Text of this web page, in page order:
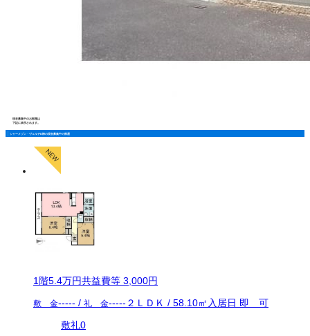
現在募集中のお部屋は
下記に表示されます。
シャーメゾン・ヴェルデD棟の現在募集中の部屋
1階5.4万円共益費等 3,000円
敷 金----- / 礼 金----- ２ＬＤＫ / 58.10㎡ 入居日 即 可
敷礼0